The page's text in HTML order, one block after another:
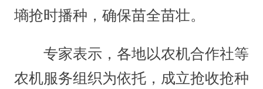
墒抢时播种，确保苗全苗壮。
专家表示，各地以农机合作社等
农机服务组织为依托，成立抢收抢种